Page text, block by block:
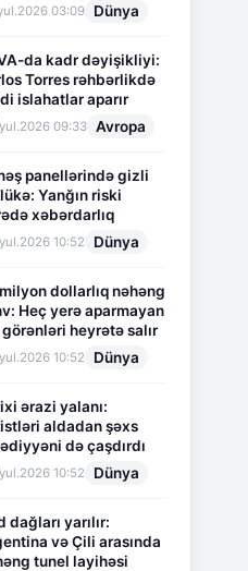
03:09 Dünya
da kadr dəyişikliyi:
Torres rəhbərlikdə
islahatlar aparır
09:33 Avropa
panellərində gizli
Yanğın riski
xəbərdarlıq
10:52 Dünya
dollarlıq nəhəng
Heç yerə aparmayan
heyrətə salır
10:52 Dünya
ərazi yalanı:
aldadan şəxs
də çaşdırdı
10:52 Dünya
dağları yarılır:
və Çili arasında
tunel layihəsi